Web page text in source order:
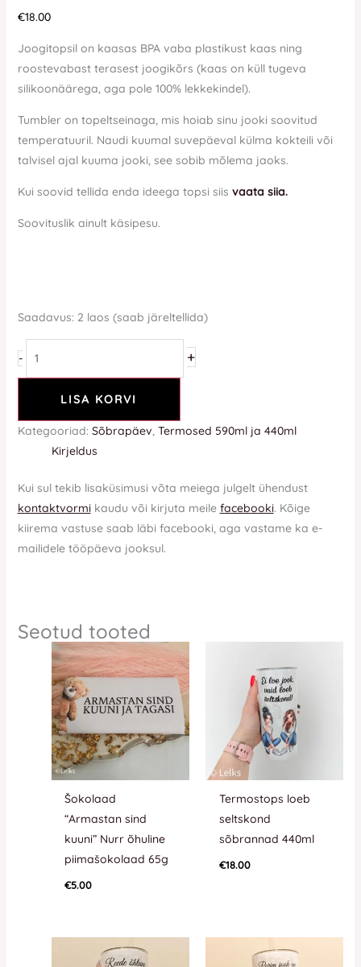
€18.00
Joogitopsil on kaasas BPA vaba plastikust kaas ning
roostevabast terasest joogikõrs (kaas on küll tugeva
silikoonäärega, aga pole 100% lekkekindel).
Tumbler on topeltseinaga, mis hoiab sinu jooki soovitud
temperatuuril. Naudi kuumal suvepäeval külma kokteili või
talvisel ajal kuuma jooki, see sobib mõlema jaoks.
Kui soovid tellida enda ideega topsi siis vaata siia.
Soovituslik ainult käsipesu.
Saadavus: 2 laos (saab järeltellida)
- +
LISA KORVI
Kategooriad: Sõbrapäev, Termosed 590ml ja 440ml
Kirjeldus
Kui sul tekib lisaküsimusi võta meiega julgelt ühendust
kontaktvormikaudu või kirjuta meile facebooki. Kõige
kiirema vastuse saab läbi facebooki, aga vastame ka e-
mailidele tööpäeva jooksul.
Seotud tooted
Šokolaad
“Armastan sind
kuuni” Nurr õhuline
piimašokolaad 65g
€5.00
Termostops loeb
seltskond
sõbrannad 440ml
€18.00